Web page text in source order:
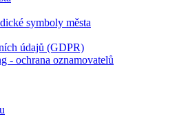
symboly města
údajů (GDPR)
- ochrana oznamovatelů